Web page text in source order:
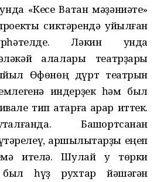
«Кесе Ватан мәҙәниәте»
сиктәрендә ҡуйылған
Ләкин унда
ҡалалары театрҙары
Өфөнөң дүрт театрын
индерҙек һәм был
тип атарға ҡарар иттек.
Башҡортсанан
ҡаршылыҡтарҙы еңеп
ителә. Шулай уҡ төрки
был һүҙ рухтар йәшәгән